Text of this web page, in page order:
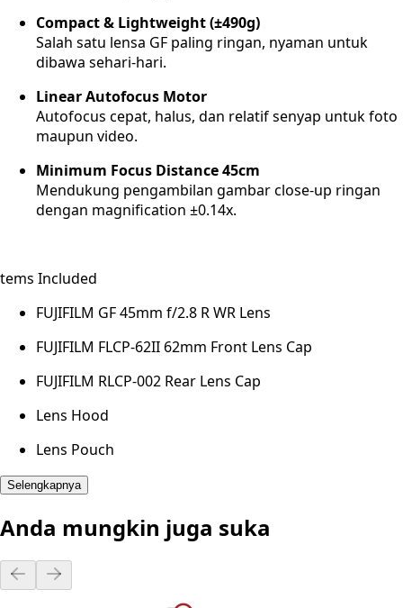
Compact & Lightweight (±490g)
Salah satu lensa GF paling ringan, nyaman untuk
dibawa sehari-hari.
Linear Autofocus Motor
Autofocus cepat, halus, dan relatif senyap untuk foto
maupun video.
Minimum Focus Distance 45cm
Mendukung pengambilan gambar close-up ringan
dengan magnification ±0.14x.
tems Included
FUJIFILM GF 45mm f/2.8 R WR Lens
FUJIFILM FLCP-62II 62mm Front Lens Cap
FUJIFILM RLCP-002 Rear Lens Cap
Lens Hood
Lens Pouch
Selengkapnya
Anda mungkin juga suka